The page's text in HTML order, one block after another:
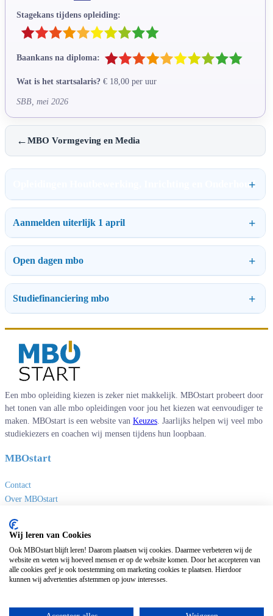
Stagekans tijdens opleiding:
Baankans na diploma:
Wat is het startsalaris? € 18,00 per uur
SBB, mei 2026
←MBO Vormgeving en Media
Opleidingen Houtbewerking, Inrichting en Onderhoud
Aanmelden uiterlijk 1 april
Open dagen mbo
Studiefinanciering mbo
Een mbo opleiding kiezen is zeker niet makkelijk. MBOstart probeert door
het tonen van alle mbo opleidingen voor jou het kiezen wat eenvoudiger te
maken. MBOstart is een website van Keuzes . Jaarlijks helpen wij veel mbo
studiekiezers en coachen wij mensen tijdens hun loopbaan.
MBOstart
Contact
Over MBOstart
Disclaimer en privacy
MBO links
Sites van Keuzes
Universitaire opleidingen
Wij leren van Cookies
Ook MBOstart blijft leren! Daarom plaatsen wij cookies. Daarmee verbeteren wij de
website en weten wij hoeveel mensen er op de website komen. Door het accepteren van
alle cookies geef je ook toestemming om marketing cookies te plaatsen. Hierdoor
kunnen wij advertenties afstemmen op jouw interesses.